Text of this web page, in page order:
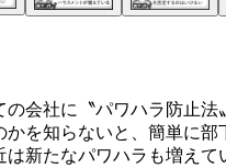
の会社に〝パワハラ防止法
かを知らないと、簡単に部
新たなパワハラも増えて